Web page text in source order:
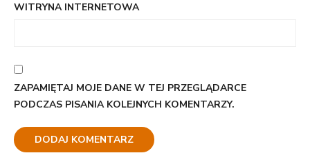
WITRYNA INTERNETOWA
ZAPAMIĘTAJ MOJE DANE W TEJ PRZEGLĄDARCE
PODCZAS PISANIA KOLEJNYCH KOMENTARZY.